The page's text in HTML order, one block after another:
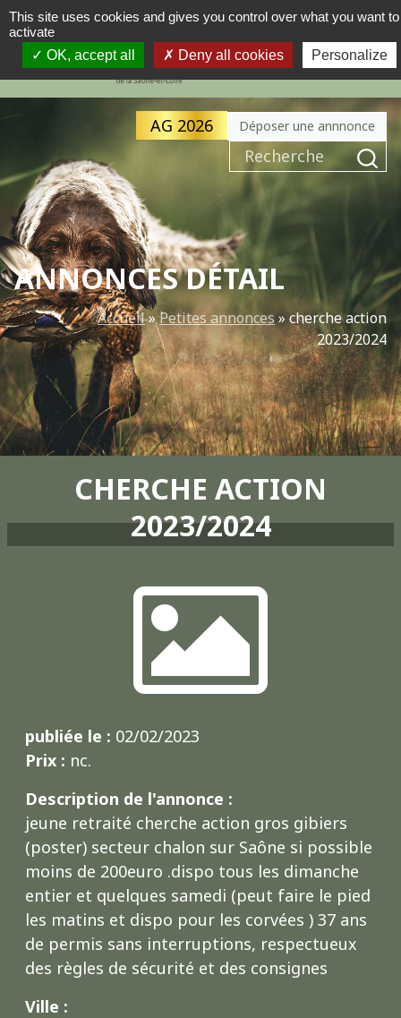
NAVIGATION PRINCIPALE
MENU
AG 2026 Déposer une annnonce
Recherche pour :
ANNONCES DÉTAIL
Accueil»Petites annonces »cherche action
2023/2024
CHERCHE ACTION
2023/2024
publiée le : 02/02/2023
Prix : nc.
Description de l'annonce :
jeune retraité cherche action gros gibiers
(poster) secteur chalon sur Saône si possible
moins de 200euro .dispo tous les dimanche
entier et quelques samedi (peut faire le pied
les matins et dispo pour les corvées ) 37 ans
de permis sans interruptions, respectueux
des règles de sécurité et des consignes
Ville :
This site uses cookies and gives you control over what you want to
activate
OK, accept all
Deny all cookies Personalize